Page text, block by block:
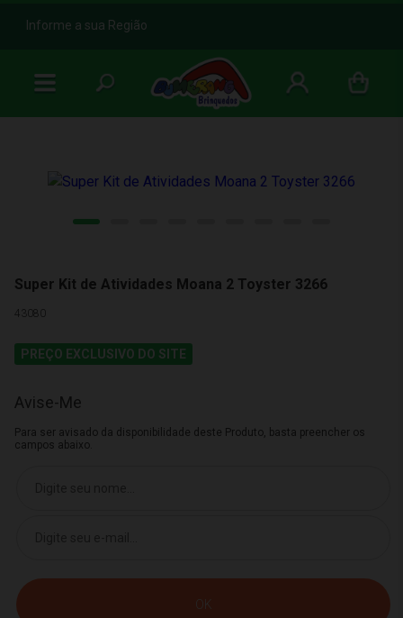
b
Informe a sua Região
Super Kit de Atividades Moana 2 Toyster 3266
43080
PREÇO EXCLUSIVO DO SITE
Avise-Me
Para ser avisado da disponibilidade deste Produto, basta preencher os
campos abaixo.